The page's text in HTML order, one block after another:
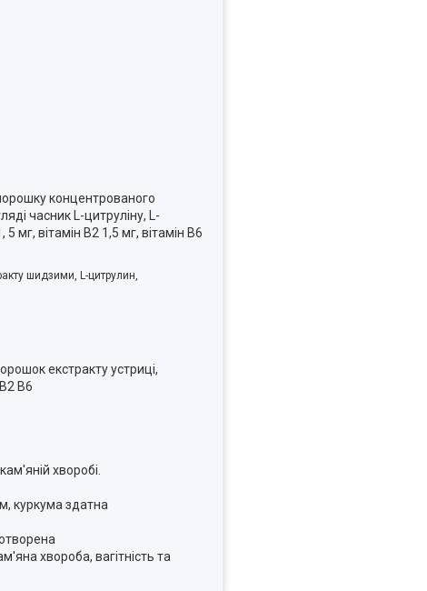
концентрованого
часник L-цитруліну, L-
мг, вітамін B2 1,5 мг, вітамін B6
шидзими, L-цитрулин,
екстракту устриці,
B6
хворобі.
куркума здатна
хвороба, вагітність та